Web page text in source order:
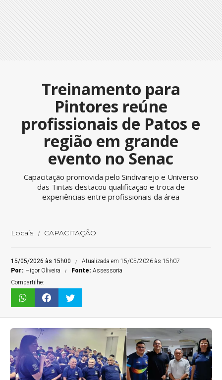
Treinamento para
Pintores reúne
profissionais de Patos e
região em grande
evento no Senac
Capacitação promovida pelo Sindivarejo e Universo
das Tintas destacou qualificação e troca de
experiências entre profissionais da área
Locais CAPACITAÇÃO
15/05/2026 às 15h00
Atualizada em 15/05/2026 às 15h07
Por: Higor Oliveira Fonte:Assessoria
Compartilhe: